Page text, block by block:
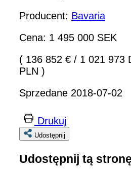
Producent: Bavaria
Cena: 1 495 000 SEK
( 136 852 € / 1 021 973
PLN )
Sprzedane 2018-07-02
Drukuj
Udostępnij
Udostępnij tą stronę